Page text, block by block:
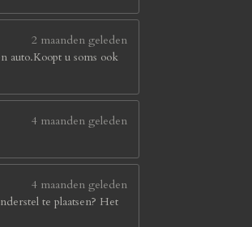
2 maanden geleden
u soms ook
4 maanden geleden
4 maanden geleden
te plaatsen? Het